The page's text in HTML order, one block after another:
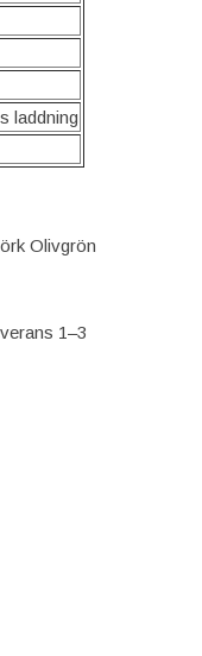
laddning
Olivgrön
1–3